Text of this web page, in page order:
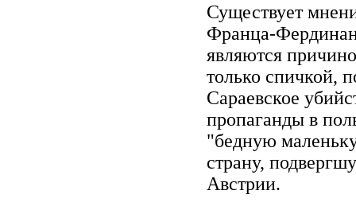
Существует
Франца-
являются
только спичкой,
Сараевское
пропаганды в
"бедную
страну,
Австрии.